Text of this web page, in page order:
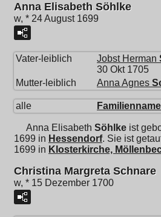
Anna Elisabeth Söhlke
w, * 24 August 1699
Vater-leiblich Jobst Herman
30 Okt 1705
Mutter-leiblich
Anna Agnes
alle
Anna Elisabeth Söhlke ist
1699 in Hessendorf. Sie ist
1699 in Klosterkirche,
Christina Margreta Schnare
w, * 15 Dezember 1700